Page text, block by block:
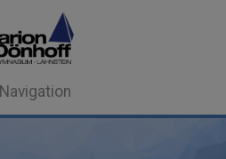
Navigation